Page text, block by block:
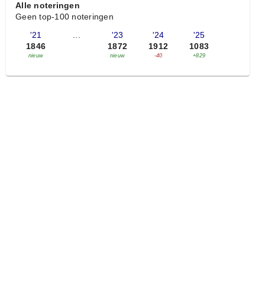
Alle noteringen
Geen top-100 noteringen
'21
1846
nieuw
...
'23
1872
nieuw
'24
1912
-40
'25
1083
+829